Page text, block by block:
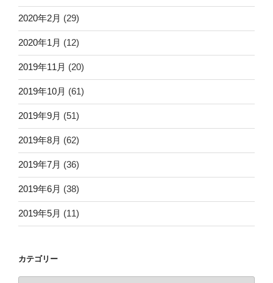
2020年2月 (29)
2020年1月 (12)
2019年11月 (20)
2019年10月 (61)
2019年9月 (51)
2019年8月 (62)
2019年7月 (36)
2019年6月 (38)
2019年5月 (11)
カテゴリー